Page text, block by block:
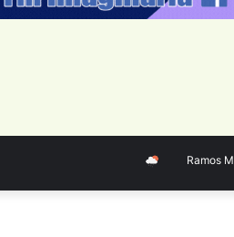
Ramos Mejía